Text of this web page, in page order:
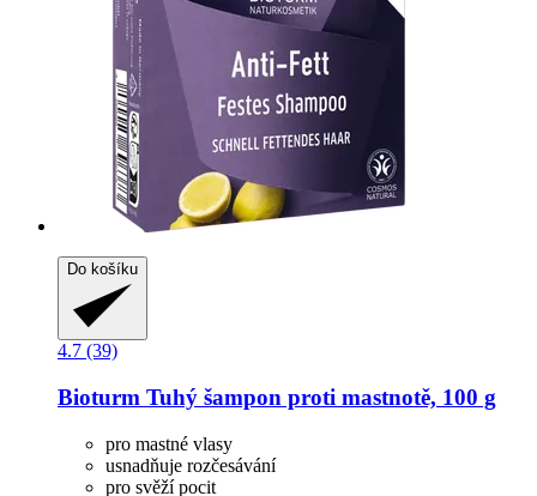
Do košíku
4.7 (39)
Bioturm Tuhý šampon proti mastnotě, 100 g
pro mastné vlasy
usnadňuje rozčesávání
pro svěží pocit